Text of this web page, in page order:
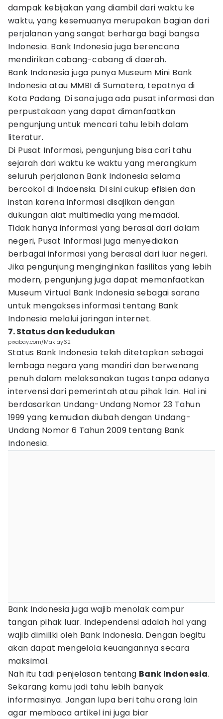
dampak kebijakan yang diambil dari waktu ke
waktu, yang kesemuanya merupakan bagian dari
perjalanan yang sangat berharga bagi bangsa
Indonesia. Bank Indonesia juga berencana
mendirikan cabang-cabang di daerah.
Bank Indonesia juga punya Museum Mini Bank
Indonesia atau MMBI di Sumatera, tepatnya di
Kota Padang. Di sana juga ada pusat informasi dan
perpustakaan yang dapat dimanfaatkan
pengunjung untuk mencari tahu lebih dalam
literatur.
Di Pusat Informasi, pengunjung bisa cari tahu
sejarah dari waktu ke waktu yang merangkum
seluruh perjalanan Bank Indonesia selama
bercokol di Indoensia. Di sini cukup efisien dan
instan karena informasi disajikan dengan
dukungan alat multimedia yang memadai.
Tidak hanya informasi yang berasal dari dalam
negeri, Pusat Informasi juga menyediakan
berbagai informasi yang berasal dari luar negeri.
Jika pengunjung menginginkan fasilitas yang lebih
modern, pengunjung juga dapat memanfaatkan
Museum Virtual Bank Indonesia sebagai sarana
untuk mengakses informasi tentang Bank
Indonesia melalui jaringan internet.
7. Status dan kedudukan
pixabay.com/Maklay62
Status Bank Indonesia telah ditetapkan sebagai
lembaga negara yang mandiri dan berwenang
penuh dalam melaksanakan tugas tanpa adanya
intervensi dari pemerintah atau pihak lain. Hal ini
berdasarkan Undang-Undang Nomor 23 Tahun
1999 yang kemudian diubah dengan Undang-
Undang Nomor 6 Tahun 2009 tentang Bank
Indonesia.
Bank Indonesia juga wajib menolak campur
tangan pihak luar. Independensi adalah hal yang
wajib dimiliki oleh Bank Indonesia. Dengan begitu
akan dapat mengelola keuangannya secara
maksimal.
Nah itu tadi penjelasan tentang Bank Indonesia.
Sekarang kamu jadi tahu lebih banyak
informasinya. Jangan lupa beri tahu orang lain
agar membaca artikel ini juga biar